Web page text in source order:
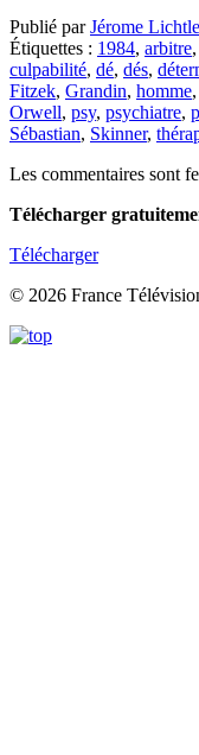
Publié parJérome Lichtle
Étiquettes : 1984, arbitre,
culpabilité, dé, dés,
Fitzek, Grandin, homme,
Orwell, psy, psychiatre,
Sébastian, Skinner,
Les commentaires sont
Télécharger
Télécharger
© 2026 France